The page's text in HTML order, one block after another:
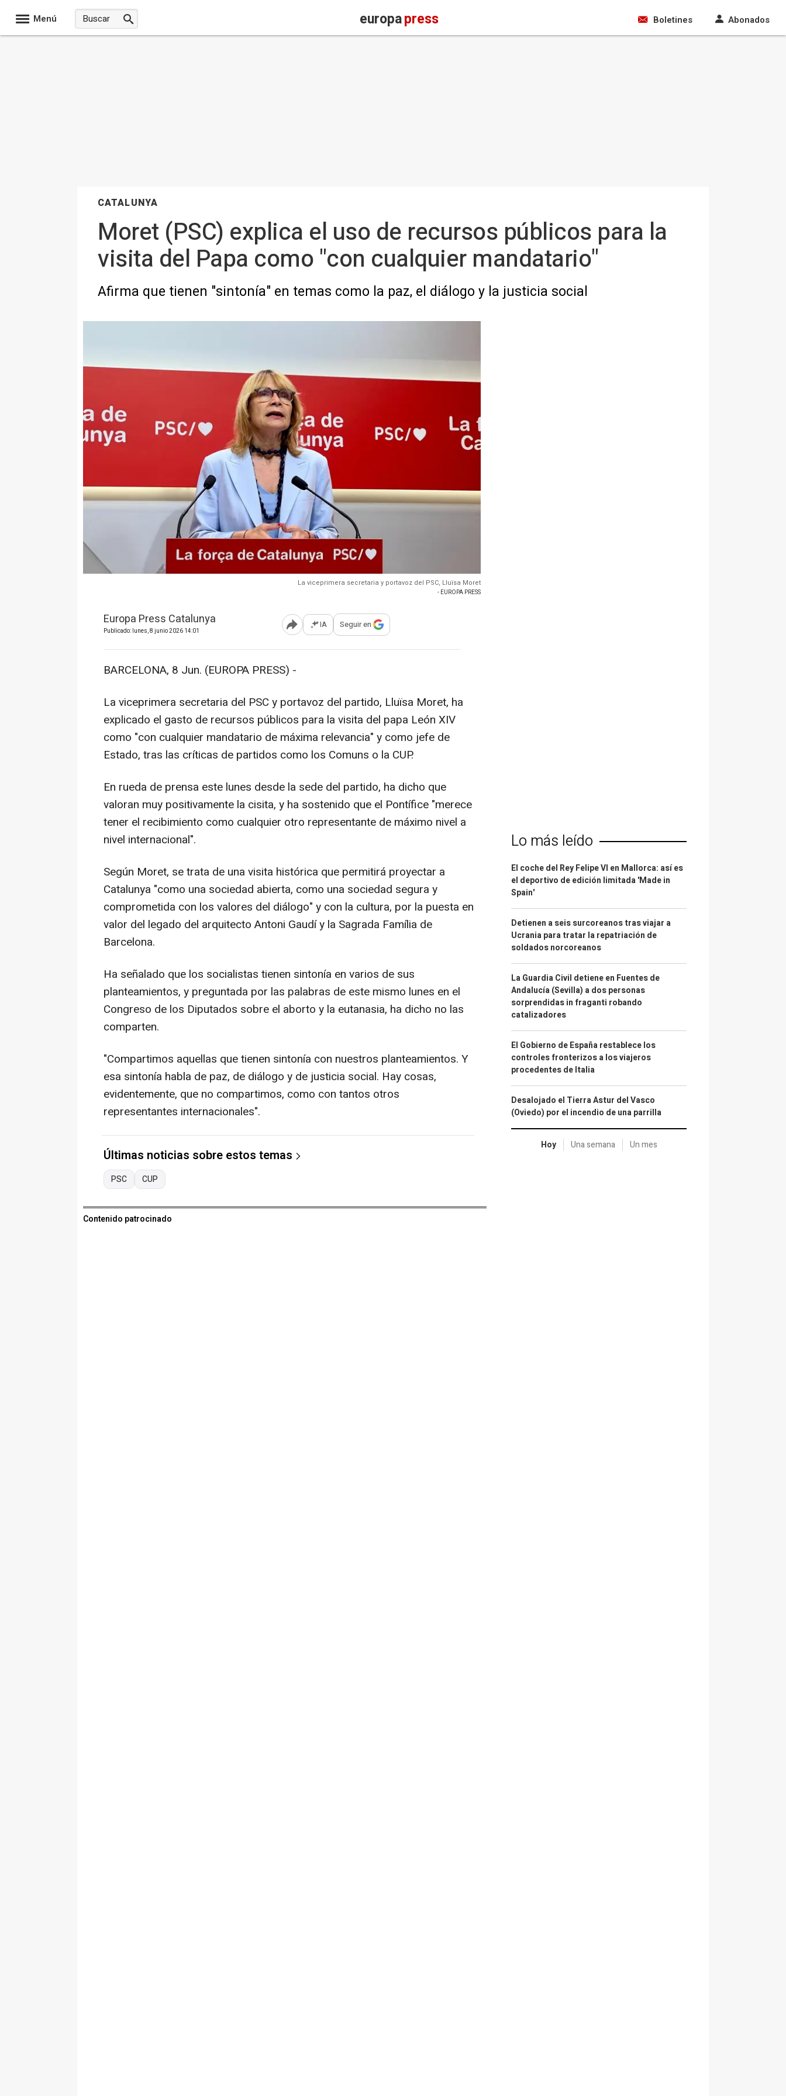
Menú europapress Boletines Abonados
CATALUNYA
Moret (PSC) explica el uso de recursos públicos para la
visita del Papa como "con cualquier mandatario"
Afirma que tienen "sintonía" en temas como la paz, el diálogo y la justicia social
La viceprimera secretaria y portavoz del PSC, Lluïsa Moret
- EUROPA PRESS
Europa Press Catalunya
Publicado: lunes, 8 junio 2026 14:01 Abrir opciones para compartir
IA Seguir en
BARCELONA, 8 Jun. (EUROPA PRESS) -
La viceprimera secretaria del PSC y portavoz del partido, Lluïsa Moret, ha
explicado el gasto de recursos públicos para la visita del papa León XIV
como "con cualquier mandatario de máxima relevancia" y como jefe de
Estado, tras las críticas de partidos como los Comuns o la CUP.
En rueda de prensa este lunes desde la sede del partido, ha dicho que
valoran muy positivamente la cisita, y ha sostenido que el Pontífice "merece
tener el recibimiento como cualquier otro representante de máximo nivel a
nivel internacional".
Según Moret, se trata de una visita histórica que permitirá proyectar a
Catalunya "como una sociedad abierta, como una sociedad segura y
comprometida con los valores del diálogo" y con la cultura, por la puesta en
valor del legado del arquitecto Antoni Gaudí y la Sagrada Família de
Barcelona.
Ha señalado que los socialistas tienen sintonía en varios de sus
planteamientos, y preguntada por las palabras de este mismo lunes en el
Congreso de los Diputados sobre el aborto y la eutanasia, ha dicho no las
comparten.
"Compartimos aquellas que tienen sintonía con nuestros planteamientos. Y
esa sintonía habla de paz, de diálogo y de justicia social. Hay cosas,
evidentemente, que no compartimos, como con tantos otros
representantes internacionales".
Últimas noticias sobre estos temas
PSC CUP
Contenido patrocinado
Lo más leído
El coche del Rey Felipe VI en Mallorca: así es
el deportivo de edición limitada 'Made in
Spain'
Detienen a seis surcoreanos tras viajar a
Ucrania para tratar la repatriación de
soldados norcoreanos
La Guardia Civil detiene en Fuentes de
Andalucía (Sevilla) a dos personas
sorprendidas in fraganti robando
catalizadores
El Gobierno de España restablece los
controles fronterizos a los viajeros
procedentes de Italia
Desalojado el Tierra Astur del Vasco
(Oviedo) por el incendio de una parrilla
Hoy Una semana Un mes